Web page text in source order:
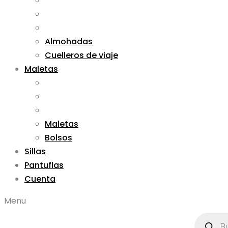
Almohadas
Cuelleros de viaje
Maletas
Maletas
Bolsos
Sillas
Pantuflas
Cuenta
Menu